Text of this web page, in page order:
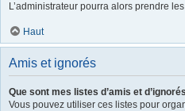
L’administrateur pourra alors prendre
Haut
Amis et ignorés
Que sont mes listes d’amis et
Vous pouvez utiliser ces listes pour